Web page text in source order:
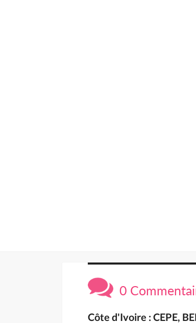
0
Côte d'Ivoire : CEPE,